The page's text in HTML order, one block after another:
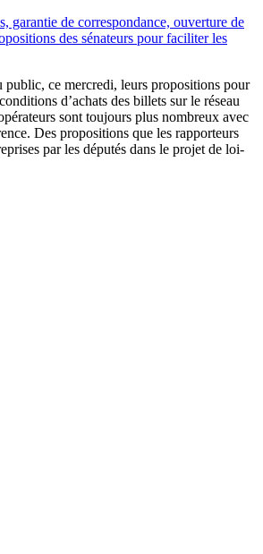
garantie de correspondance, ouverture de
des sénateurs pour faciliter les
public, ce mercredi, leurs propositions pour
d’achats des billets sur le réseau
sont toujours plus nombreux avec
Des propositions que les rapporteurs
par les députés dans le projet de loi-